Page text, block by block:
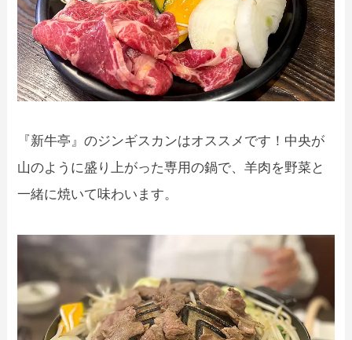
『新牛亭』のジンギスカンはオススメです！中央が
山のように盛り上がった専用の鍋で、羊肉を野菜と
一緒に焼いて味わいます。